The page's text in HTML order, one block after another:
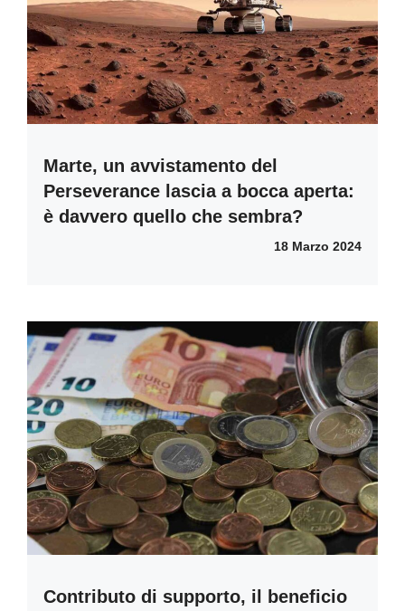
Marte, un avvistamento del
Perseverance lascia a bocca aperta:
è davvero quello che sembra?
18 Marzo 2024
Contributo di supporto, il beneficio